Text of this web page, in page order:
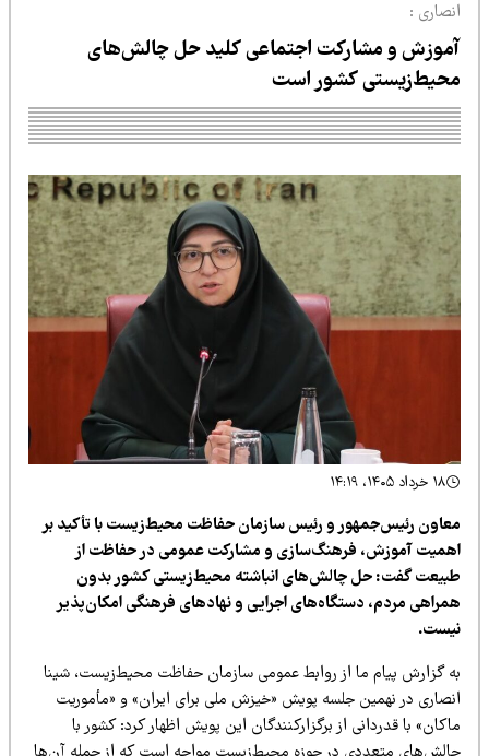
:
و مشارکت اجتماعی کلید حل چالش‌های
کشور است
رئیس‌جمهور و رئیس سازمان حفاظت محیط‌زیست با تأکید بر
آموزش، فرهنگ‌سازی و مشارکت عمومی در حفاظت از
گفت: حل چالش‌های انباشته محیط‌زیستی کشور بدون
مردم، دستگاه‌های اجرایی و نهادهای فرهنگی امکان‌پذیر
گزارش پیام ما از روابط عمومی سازمان حفاظت محیط‌زیست، شینا
در نهمین جلسه پویش «خیزش ملی برای ایران» و «مأموریت
با قدردانی از برگزارکنندگان این پویش اظهار کرد: کشور با